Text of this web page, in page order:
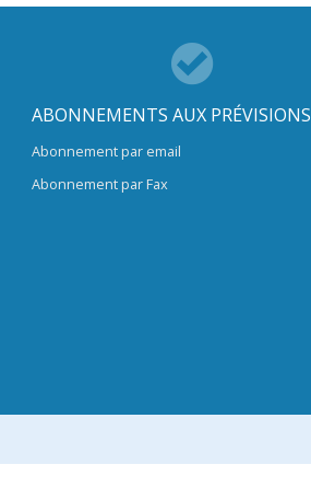
ABONNEMENTS AUX PRÉVISIONS
Abonnement par email
Abonnement par Fax